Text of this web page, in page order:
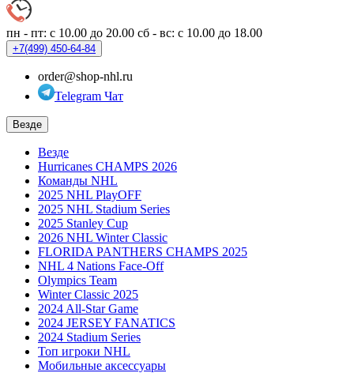
пн - пт: с 10.00 до 20.00 сб - вс: с 10.00 до 18.00
+7(499) 450-64-84
order@shop-nhl.ru
Telegram Чат
Везде
Везде
Hurricanes CHAMPS 2026
Команды NHL
2025 NHL PlayOFF
2025 NHL Stadium Series
2025 Stanley Cup
2026 NHL Winter Classic
FLORIDA PANTHERS CHAMPS 2025
NHL 4 Nations Face-Off
Olympics Team
Winter Classic 2025
2024 All-Star Game
2024 JERSEY FANATICS
2024 Stadium Series
Топ игроки NHL
Мобильные аксессуары